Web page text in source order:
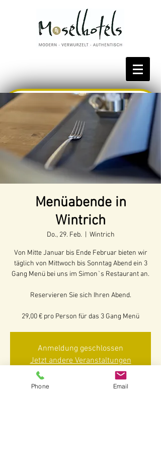
Bestpreis reservieren
Menüabende in
Wintrich
Do., 29. Feb. Wintrich
Von Mitte Januar bis Ende Februar bieten wir
täglich von Mittwoch bis Sonntag Abend ein 3
Gang Menü bei uns im Simon`s Restaurant an.
Reservieren Sie sich Ihren Abend.
29,00 € pro Person für das 3 Gang Menü
Anmeldung geschlossen
Jetzt andere Veranstaltungen
Phone Email